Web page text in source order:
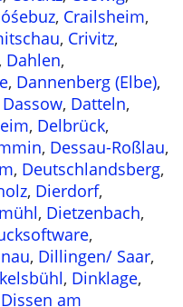
, Crailsheim,
, Crivitz,
, Dahlen,
, Dannenberg (Elbe),
Dassow, Datteln,
, Delbrück,
, Dessau-Roßlau,
, Deutschlandsberg,
, Dierdorf,
, Dietzenbach,
,
, Dillingen/ Saar,
, Dinklage,
Dissen am